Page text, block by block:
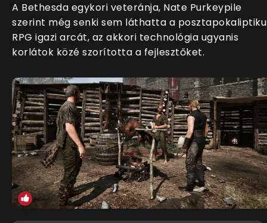
A Bethesda egykori veteránja, Nate Purkeypile
szerint még senki sem láthatta a
RPG igazi arcát, az akkori technológia ugyanis
korlátok közé szorította a fejlesztőket.